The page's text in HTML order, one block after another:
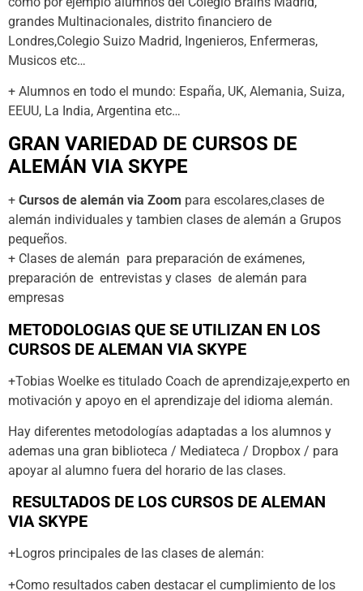
grandes Multinacionales, distrito financiero de
Londres,Colegio Suizo Madrid, Ingenieros, Enfermeras,
Musicos etc…
+ Alumnos en todo el mundo: España, UK, Alemania, Suiza,
EEUU, La India, Argentina etc…
GRAN VARIEDAD DE CURSOS DE
ALEMÁN VIA SKYPE
+ Cursos de alemán via Zoom para escolares,clases de
alemán individuales y tambien clases de alemán a Grupos
pequeños.
+ Clases de alemán para preparación de exámenes,
preparación de entrevistas y clases de alemán para
empresas
METODOLOGIAS QUE SE UTILIZAN EN LOS
CURSOS DE ALEMAN VIA SKYPE
+Tobias Woelke es titulado Coach de aprendizaje,experto en
motivación y apoyo en el aprendizaje del idioma alemán.
Hay diferentes metodologías adaptadas a los alumnos y
ademas una gran biblioteca / Mediateca / Dropbox / para
apoyar al alumno fuera del horario de las clases.
RESULTADOS DE LOS CURSOS DE ALEMAN
VIA SKYPE
+Logros principales de las clases de alemán:
+Como resultados caben destacar el cumplimiento de los